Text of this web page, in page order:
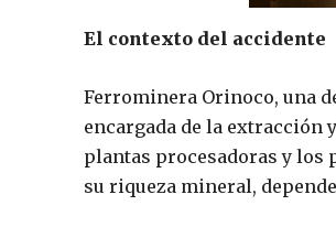
El contexto del accidente
Ferrominera Orinoco, una
encargada de la extracción
plantas procesadoras y los
su riqueza mineral,